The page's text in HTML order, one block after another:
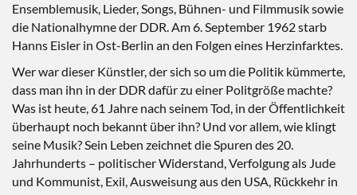
Ensemblemusik, Lieder, Songs, Bühnen- und Filmmusik sowie
die Nationalhymne der DDR. Am 6. September 1962 starb
Hanns Eisler in Ost-Berlin an den Folgen eines Herzinfarktes.
Wer war dieser Künstler, der sich so um die Politik kümmerte,
dass man ihn in der DDR dafür zu einer Politgröße machte?
Was ist heute, 61 Jahre nach seinem Tod, in der Öffentlichkeit
überhaupt noch bekannt über ihn? Und vor allem, wie klingt
seine Musik? Sein Leben zeichnet die Spuren des 20.
Jahrhunderts – politischer Widerstand, Verfolgung als Jude
und Kommunist, Exil, Ausweisung aus den USA, Rückkehr in